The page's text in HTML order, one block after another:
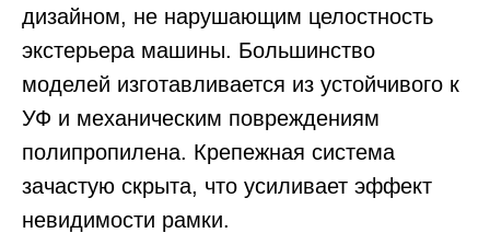
дизайном, не нарушающим целостность
экстерьера машины. Большинство
моделей изготавливается из устойчивого к
УФ и механическим повреждениям
полипропилена. Крепежная система
зачастую скрыта, что усиливает эффект
невидимости рамки.